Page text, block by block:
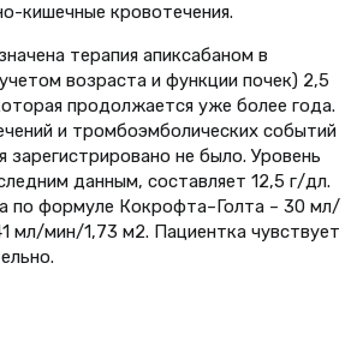
кишечные кровотечения.
терапия апиксабаном в
возраста и функции почек) 2,5
продолжается уже более года.
и тромбоэмболических событий
зарегистрировано не было. Уровень
данным, составляет 12,5 г/дл.
по формуле Кокрофта–Голта – 30 мл/
мл/мин/1,73 м2. Пациентка чувствует